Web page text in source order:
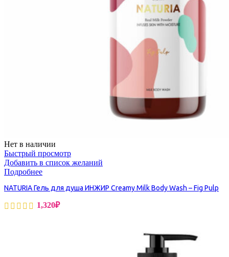
Нет в наличии
Быстрый просмотр
Добавить в список желаний
Подробнее
NATURIA Гель для душа ИНЖИР Creamy Milk Body Wash – Fig Pulp
1,320₽